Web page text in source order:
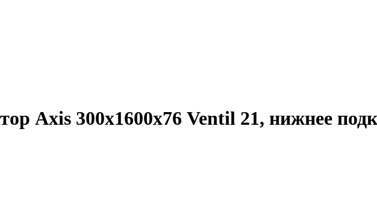
Axis 300х1600х76 Ventil 21, нижнее